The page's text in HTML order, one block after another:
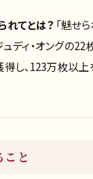
れてとは？ 「魅せ
ディ・オングの22
し、123万枚以
こと